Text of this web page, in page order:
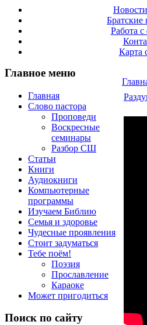
Братские
Работа с
Карта
Главное меню
Главная
Слово пастора
Проповеди
Воскресные
семинары
Разбор СШ
Статьи
Книги
Аудиокниги
Компьютерные
программы
Изучаем Библию
Семья и здоровье
Чудесные проявления
Стоит задуматься
Тебе поём!
Поэзия
Прославление
Караоке
Может пригодиться
Поиск по сайту